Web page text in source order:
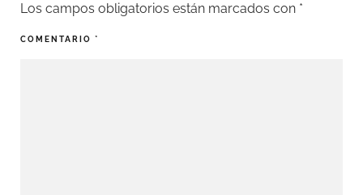
Los campos obligatorios están marcados con *
COMENTARIO *